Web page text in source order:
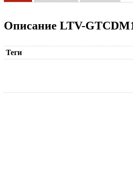
Описание LTV-
Теги